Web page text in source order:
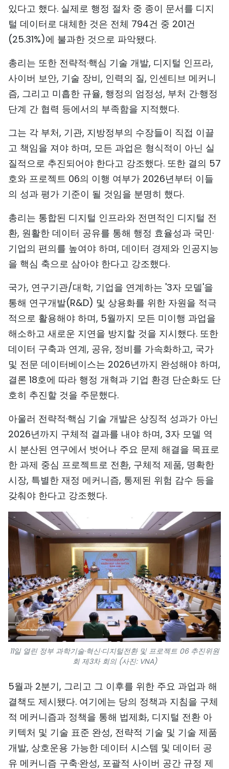
있다고 했다. 실제로 행정 절차 중 종이 문서를 디지
털 데이터로 대체한 것은 전체 794건 중 201건
(25.31%)에 불과한 것으로 파악됐다.
총리는 또한 전략적·핵심 기술 개발, 디지털 인프라,
사이버 보안, 기술 장비, 인력의 질, 인센티브 메커니
즘, 그리고 미흡한 규율, 행정의 엄정성, 부처 간·행정
단계 간 협력 등에서의 부족함을 지적했다.
그는 각 부처, 기관, 지방정부의 수장들이 직접 이끌
고 책임을 져야 하며, 모든 과업은 형식적이 아닌 실
질적으로 추진되어야 한다고 강조했다. 또한 결의 57
호와 프로젝트 06의 이행 여부가 2026년부터 이들
의 성과 평가 기준이 될 것임을 분명히 했다.
총리는 통합된 디지털 인프라와 전면적인 디지털 전
환, 원활한 데이터 공유를 통해 행정 효율성과 국민·
기업의 편의를 높여야 하며, 데이터 경제와 인공지능
을 핵심 축으로 삼아야 한다고 강조했다.
국가, 연구기관/대학, 기업을 연계하는 '3자 모델'을
통해 연구개발(R&D) 및 상용화를 위한 자원을 적극
적으로 활용해야 하며, 5월까지 모든 미이행 과업을
해소하고 새로운 지연을 방지할 것을 지시했다. 또한
데이터 구축과 연계, 공유, 정비를 가속화하고, 국가
및 전문 데이터베이스는 2026년까지 완성해야 하며,
결론 18호에 따라 행정 개혁과 기업 환경 단순화도 단
호히 추진할 것을 주문했다.
아울러 전략적·핵심 기술 개발은 상징적 성과가 아닌
2026년까지 구체적 결과를 내야 하며, 3자 모델 역
시 분산된 연구에서 벗어나 주요 문제 해결을 목표로
한 과제 중심 프로젝트로 전환, 구체적 제품, 명확한
시장, 특별한 재정 메커니즘, 통제된 위험 감수 등을
갖춰야 한다고 강조했다.
11일 열린 정부 과학기술·혁신·디지털전환 및 프로젝트 06 추진위원
회 제3차 회의 (사진: VNA)
5월과 2분기, 그리고 그 이후를 위한 주요 과업과 해
결책도 제시됐다. 여기에는 당의 정책과 지침을 구체
적 메커니즘과 정책을 통해 법제화, 디지털 전환 아
키텍처 및 기술 표준 완성, 전략적 기술 및 기술 제품
개발, 상호운용 가능한 데이터 시스템 및 데이터 공
유 메커니즘 구축·완성, 포괄적 사이버 공간 규정 제